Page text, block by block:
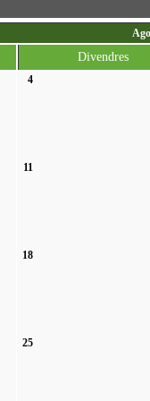
Divendres
4
11
18
25